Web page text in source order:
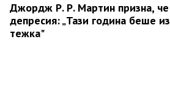
Джордж Р. Р. Мартин призна,
депресия: „Тази година беше
тежка"